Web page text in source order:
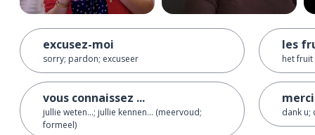
excusez-moi
sorry; pardon; excuseer
vous connaissez ...
jullie weten...; jullie kennen... (meervoud;
formeel)
les
het fruit
merci
dank u;